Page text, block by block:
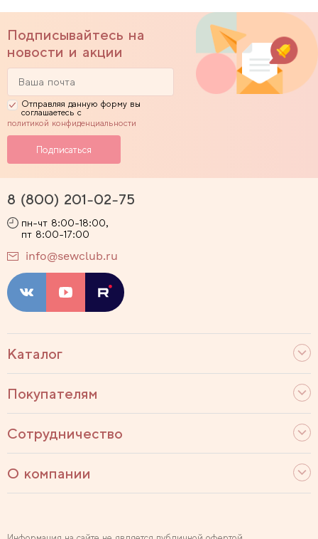
Подписывайтесь на
новости и акции
Отправляя данную форму вы
соглашаетесь с
политикой конфиденциальности
Каталог
Покупателям
Сотрудничество
О компании
8 (800) 201-02-75
пн-чт 8:00-18:00,
пт 8:00-17:00
info@sewclub.ru